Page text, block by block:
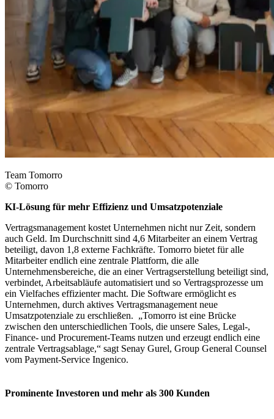
Team Tomorro
© Tomorro
KI-Lösung für mehr Effizienz und Umsatzpotenziale
Vertragsmanagement kostet Unternehmen nicht nur Zeit, sondern
auch Geld. Im Durchschnitt sind 4,6 Mitarbeiter an einem Vertrag
beteiligt, davon 1,8 externe Fachkräfte. Tomorro bietet für alle
Mitarbeiter endlich eine zentrale Plattform, die alle
Unternehmensbereiche, die an einer Vertragserstellung beteiligt sind,
verbindet, Arbeitsabläufe automatisiert und so Vertragsprozesse um
ein Vielfaches effizienter macht. Die Software ermöglicht es
Unternehmen, durch aktives Vertragsmanagement neue
Umsatzpotenziale zu erschließen. „Tomorro ist eine Brücke
zwischen den unterschiedlichen Tools, die unsere Sales, Legal-,
Finance- und Procurement-Teams nutzen und erzeugt endlich eine
zentrale Vertragsablage,“ sagt Senay Gurel, Group General Counsel
vom Payment-Service Ingenico.
Prominente Investoren und mehr als 300 Kunden